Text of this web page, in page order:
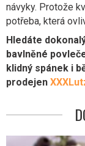
návyky. Protože
potřeba, která
Hledáte
bavlněné
klidný spánek i
prodejen